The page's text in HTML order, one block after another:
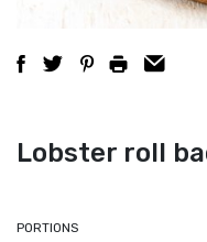
Lobster roll
PORTIONS